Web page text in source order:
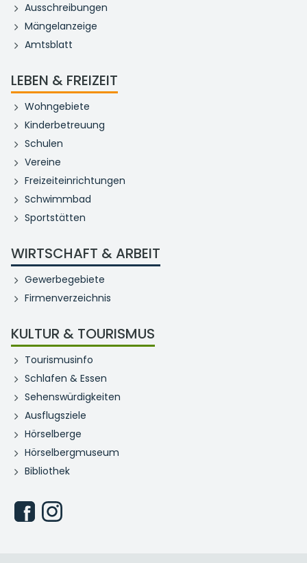
Ausschreibungen
Mängelanzeige
Amtsblatt
LEBEN & FREIZEIT
Wohngebiete
Kinderbetreuung
Schulen
Vereine
Freizeiteinrichtungen
Schwimmbad
Sportstätten
WIRTSCHAFT & ARBEIT
Gewerbegebiete
Firmenverzeichnis
KULTUR & TOURISMUS
Tourismusinfo
Schlafen & Essen
Sehenswürdigkeiten
Ausflugsziele
Hörselberge
Hörselbergmuseum
Bibliothek